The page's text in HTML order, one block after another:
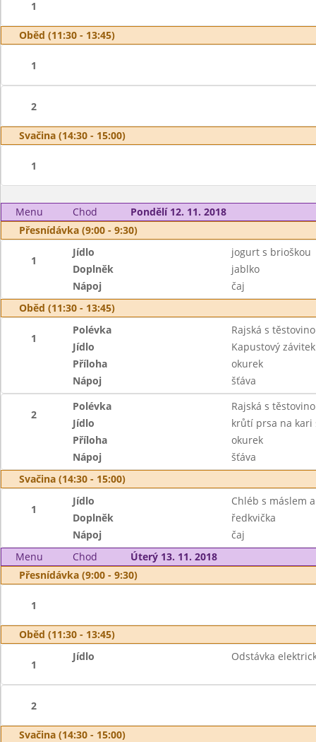
1
Oběd (11:30 - 13:45)
1
2
Svačina (14:30 - 15:00)
1
Menu Chod
Pondělí 12. 11. 2018
Přesnídávka (9:00 - 9:30)
1
Jídlo
jogurt s brioškou
Doplněk
jablko
Nápoj
čaj
Oběd (11:30 - 13:45)
1
Polévka
Rajská s
Jídlo
Kapustový
Příloha
okurek
Nápoj
šťáva
2
Polévka
Rajská s
Jídlo
krůtí prsa na kari
Příloha
okurek
Nápoj
šťáva
Svačina (14:30 - 15:00)
1
Jídlo
Chléb s máslem
Doplněk
ředkvička
Nápoj
čaj
Menu
Chod
Úterý 13. 11. 2018
Přesnídávka (9:00 - 9:30)
1
Oběd (11:30 - 13:45)
1
Jídlo Odstávka
2
Svačina (14:30 - 15:00)